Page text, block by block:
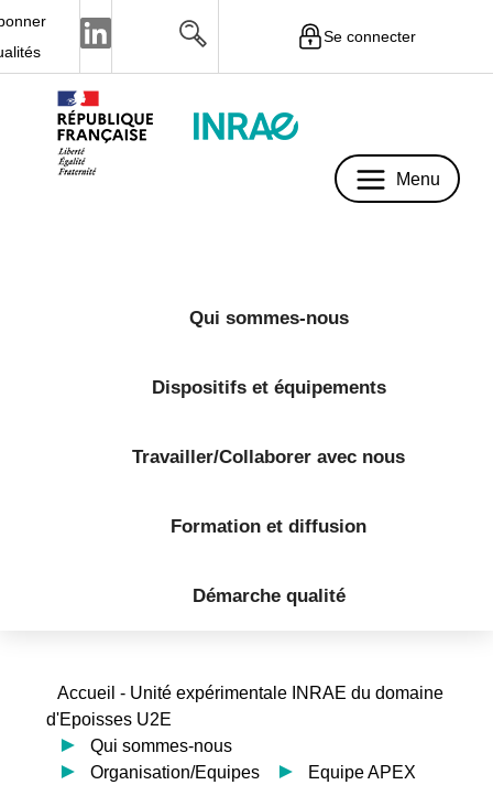
Se connecter
Menu
Qui sommes-nous
Dispositifs et équipements
Travailler/Collaborer avec nous
Formation et diffusion
Démarche qualité
Accueil - Unité expérimentale INRAE du domaine
d'Epoisses U2E
Qui sommes-nous
Organisation/Equipes
Equipe APEX